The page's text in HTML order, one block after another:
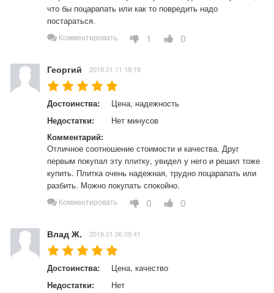
что бы поцарапать или как то повредить надо
постараться.
Комментировать 1 0
Георгий 2019.01.11 18:18
Достоинства:
Цена, надежность
Недостатки:
Нет минусов
Комментарий:
Отличное соотношение стоимости и качества. Друг
первым покупал эту плитку, увидел у него и решил тоже
купить. Плитка очень надежная, трудно поцарапать или
разбить. Можно покупать спокойно.
Комментировать 0 0
Влад Ж. 2019.01.06 09:41
Достоинства:
Цена, качество
Недостатки:
Нет